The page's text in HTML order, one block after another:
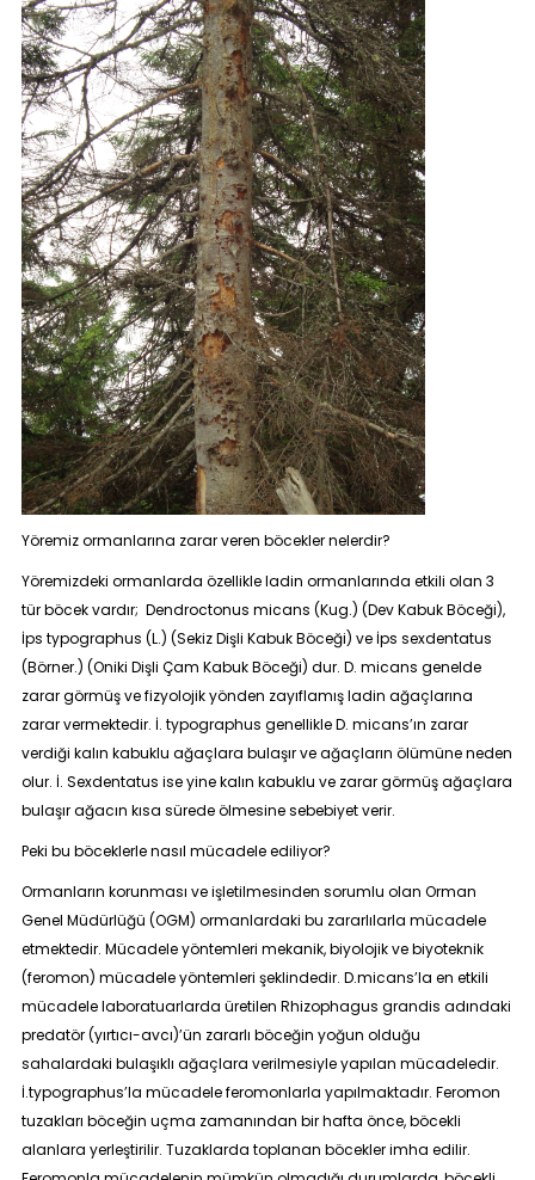
Yöremiz ormanlarına zarar veren böcekler nelerdir?
Yöremizdeki ormanlarda özellikle ladin ormanlarında etkili olan 3
tür böcek vardır; Dendroctonus micans (Kug.) (Dev Kabuk Böceği),
İps typographus (L.) (Sekiz Dişli Kabuk Böceği) ve İps sexdentatus
(Börner.) (Oniki Dişli Çam Kabuk Böceği) dur. D. micans genelde
zarar görmüş ve fizyolojik yönden zayıflamış ladin ağaçlarına
zarar vermektedir. İ. typographus genellikle D. micans’ın zarar
verdiği kalın kabuklu ağaçlara bulaşır ve ağaçların ölümüne neden
olur. İ. Sexdentatus ise yine kalın kabuklu ve zarar görmüş ağaçlara
bulaşır ağacın kısa sürede ölmesine sebebiyet verir.
Peki bu böceklerle nasıl mücadele ediliyor?
Ormanların korunması ve işletilmesinden sorumlu olan Orman
Genel Müdürlüğü (OGM) ormanlardaki bu zararlılarla mücadele
etmektedir. Mücadele yöntemleri mekanik, biyolojik ve biyoteknik
(feromon) mücadele yöntemleri şeklindedir. D.micans’la en etkili
mücadele laboratuarlarda üretilen Rhizophagus grandis adındaki
predatör (yırtıcı-avcı)’ün zararlı böceğin yoğun olduğu
sahalardaki bulaşıklı ağaçlara verilmesiyle yapılan mücadeledir.
İ.typographus’la mücadele feromonlarla yapılmaktadır. Feromon
tuzakları böceğin uçma zamanından bir hafta önce, böcekli
alanlara yerleştirilir. Tuzaklarda toplanan böcekler imha edilir.